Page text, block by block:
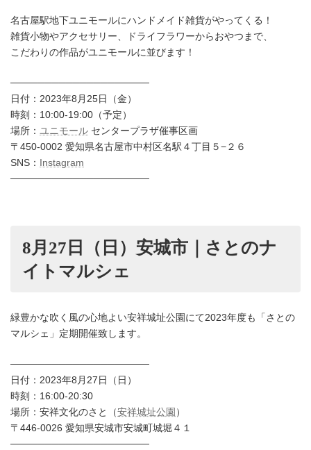
名古屋駅地下ユニモールにハンドメイド雑貨がやってくる！
雑貨小物やアクセサリー、ドライフラワーからおやつまで、
こだわりの作品がユニモールに並びます！
────────────────────
日付：2023年8月25日（金）
時刻：10:00-19:00（予定）
場所： ユニモール センタープラザ催事区画
〒450-0002 愛知県名古屋市中村区名駅４丁目５−２６
SNS： Instagram
────────────────────
8月27日（日）安城市｜さとのナ
イトマルシェ
緑豊かな吹く風の心地よい安祥城址公園にて2023年度も「さとの
マルシェ」定期開催致します。
────────────────────
日付：2023年8月27日（日）
時刻：16:00-20:30
場所：安祥文化のさと（安祥城址公園）
〒446-0026 愛知県安城市安城町城堀４１
────────────────────